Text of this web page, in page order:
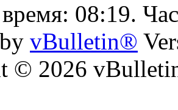
08:19.
vBulletin®
© 2026